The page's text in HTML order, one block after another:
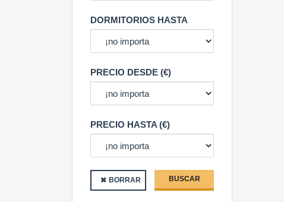
DORMITORIOS HASTA
PRECIO DESDE (€)
PRECIO HASTA (€)
BORRAR BUSCAR